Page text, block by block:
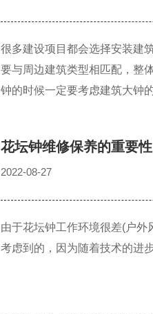
很多建设项目都会选择安装建
要与周边建筑类型相匹配，整
钟的时候一定要考虑建筑大钟
花坛钟维修保养的重要性
2022-08-27
由于花坛钟工作环境很差(户
考虑到的，因为随着技术的进